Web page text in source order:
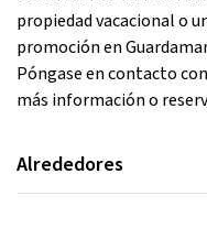
propiedad vacacional o
promoción en
Póngase en contacto
más información o
Alrededores